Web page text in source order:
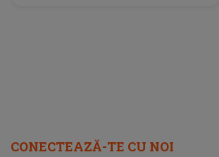
CONECTEAZĂ-TE CU NOI